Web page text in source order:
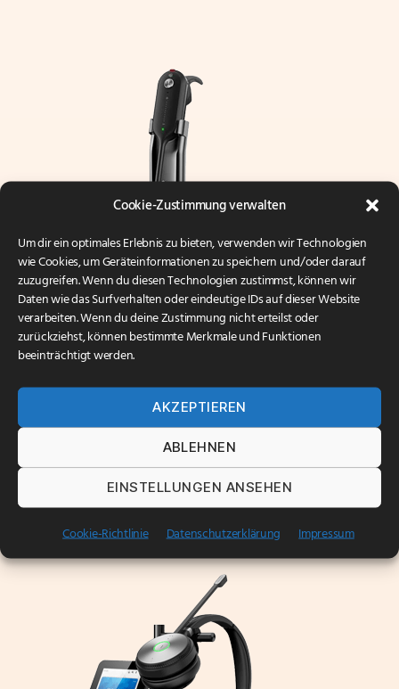
Cookie-Zustimmung verwalten
Um dir ein optimales Erlebnis zu bieten, verwenden wir Technologien
wie Cookies, um Geräteinformationen zu speichern und/oder darauf
zuzugreifen. Wenn du diesen Technologien zustimmst, können wir
Daten wie das Surfverhalten oder eindeutige IDs auf dieser Website
verarbeiten. Wenn du deine Zustimmung nicht erteilst oder
zurückziehst, können bestimmte Merkmale und Funktionen
beeinträchtigt werden.
AKZEPTIEREN
ABLEHNEN
EINSTELLUNGEN ANSEHEN
Cookie-Richtlinie Datenschutzerklärung Impressum
Yealink WH63